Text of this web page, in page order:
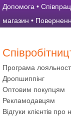
Допомога •
магазин •
Програма
Дропшиппінг
Оптовим покупцям
Рекламодавцям
Відгуки клієнтів про